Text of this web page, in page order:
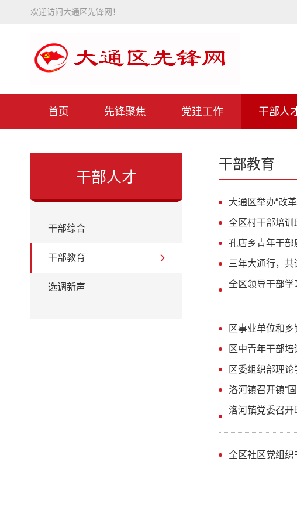
欢迎访问大通区先锋网！
首页 先锋聚焦 党建工作 干部人
干部人才
干部综合
干部教育
选调新声
干部教育
大通区举办“改
全区村干部培
孔店乡青年干部
三年大通行，
全区领导干部
区事业单位和
区中青年干部
区委组织部理
洛河镇召开镇“
洛河镇党委召开
全区社区党组